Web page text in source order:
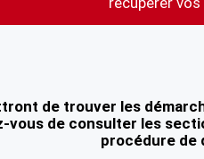
de trouver les
vous de consulter les
procédure de